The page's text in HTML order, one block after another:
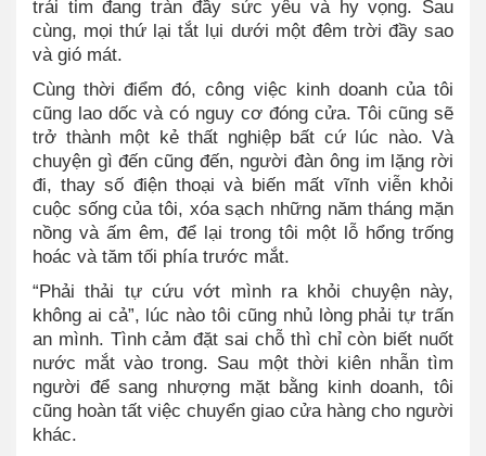
trái tim đang tràn đầy sức yêu và hy vọng. Sau
cùng, mọi thứ lại tắt lụi dưới một đêm trời đầy sao
và gió mát.
Cùng thời điểm đó, công việc kinh doanh của tôi
cũng lao dốc và có nguy cơ đóng cửa. Tôi cũng sẽ
trở thành một kẻ thất nghiệp bất cứ lúc nào. Và
chuyện gì đến cũng đến, người đàn ông im lặng rời
đi, thay số điện thoại và biến mất vĩnh viễn khỏi
cuộc sống của tôi, xóa sạch những năm tháng mặn
nồng và ấm êm, để lại trong tôi một lỗ hổng trống
hoác và tăm tối phía trước mắt.
“Phải thải tự cứu vớt mình ra khỏi chuyện này,
không ai cả”, lúc nào tôi cũng nhủ lòng phải tự trấn
an mình. Tình cảm đặt sai chỗ thì chỉ còn biết nuốt
nước mắt vào trong. Sau một thời kiên nhẫn tìm
người để sang nhượng mặt bằng kinh doanh, tôi
cũng hoàn tất việc chuyển giao cửa hàng cho người
khác.